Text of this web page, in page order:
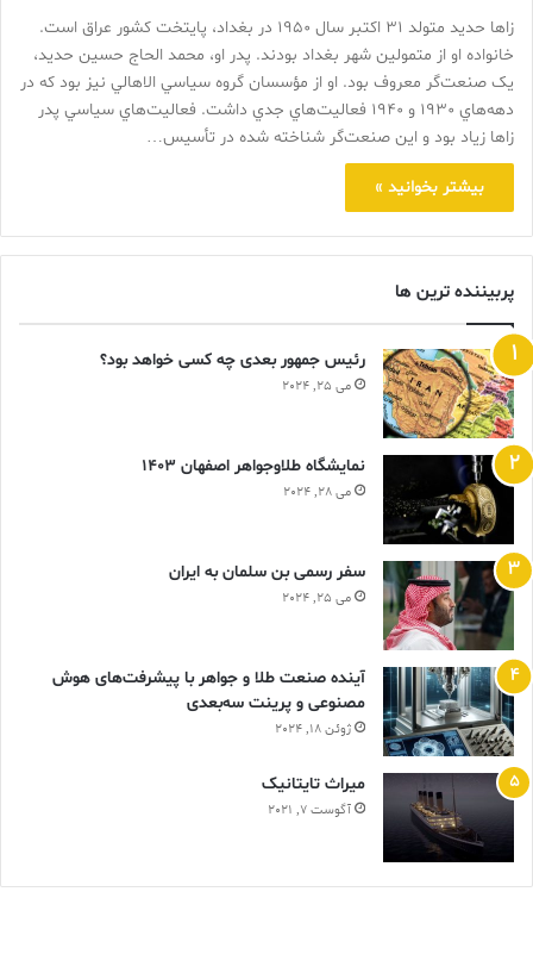
زاها حديد متولد 31 اکتبر سال 1950 در بغداد، پايتخت کشور عراق است.
خانواده‌ او از متمولين شهر بغداد بودند. پدر او،‌ محمد الحاج حسين حديد،
يک صنعت‌گر معروف بود. او از مؤسسان گروه سياسي الاهالي نيز بود که در
دهه‌هاي 1930 و 1940 فعاليت‌هاي جدي داشت. فعاليت‌هاي سياسي پدر
زاها زياد بود و اين صنعت‌گر شناخته ‌شده در تأسيس…
بیشتر بخوانید »
پربیننده ترین ها
رئیس جمهور بعدی چه کسی خواهد بود؟
می 25, 2024
نمایشگاه طلاوجواهر اصفهان 1403
می 28, 2024
سفر رسمی بن سلمان به ایران
می 25, 2024
آینده صنعت طلا و جواهر با پیشرفت‌های هوش
مصنوعی و پرینت سه‌بعدی
ژوئن 18, 2024
ميراث تايتانيک
آگوست 7, 2021